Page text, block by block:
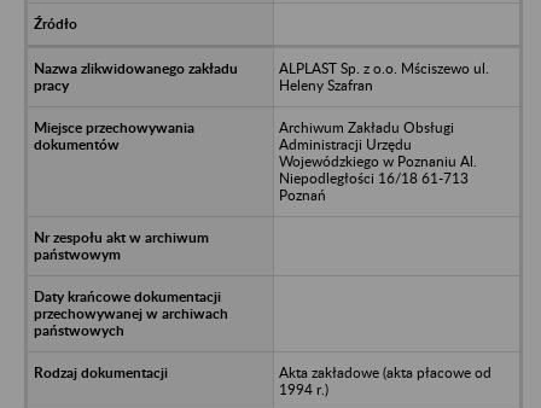
ALPLAST Sp. z o.o. Mściszewo ul.
Heleny Szafran
Archiwum Zakładu Obsługi
Administracji Urzędu
Wojewódzkiego w Poznaniu Al.
Niepodległości 16/18 61-713
Poznań
Akta zakładowe (akta płacowe od
1994 r.)